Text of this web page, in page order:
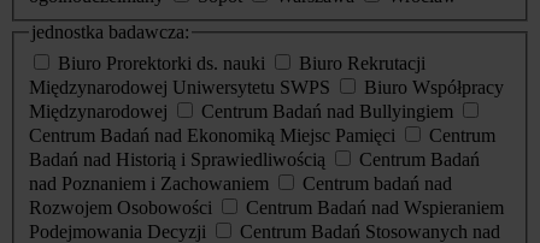
jednostka badawcza:
Biuro Prorektorki ds. nauki
Biuro Rekrutacji
Międzynarodowej Uniwersytetu SWPS
Biuro Współpracy
Międzynarodowej
Centrum Badań nad Bullyingiem
Centrum Badań nad Ekonomiką Miejsc Pamięci
Centrum
Badań nad Historią i Sprawiedliwością
Centrum Badań
nad Poznaniem i Zachowaniem
Centrum badań nad
Rozwojem Osobowości
Centrum Badań nad Wspieraniem
Podejmowania Decyzji
Centrum Badań Stosowanych nad